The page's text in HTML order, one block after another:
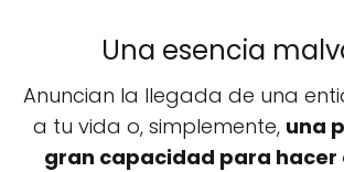
Una esencia
Anuncian la llegada de una
a tu vida o, simplemente, una
gran capacidad para hacer